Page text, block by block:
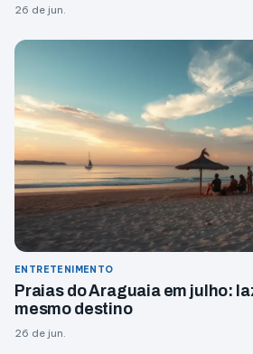
26 de jun.
ENTRETENIMENTO
Praias do Araguaia em julho:
mesmo destino
26 de jun.